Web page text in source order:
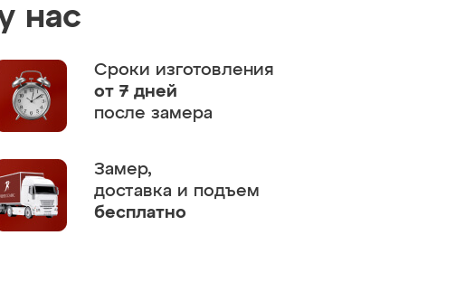
нас
Сроки изготовления
от 7 дней
после замера
Замер,
доставка и подъем
бесплатно